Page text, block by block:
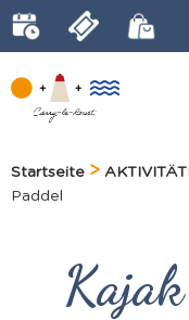
Startseite
Paddel